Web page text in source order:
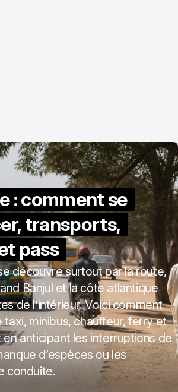
: comment se
transports,
pass
découvre surtout par la route,
Banjul et la côte atlantique
de l’intérieur. Voici comment
taxi, minibus, chauffeur, ferry et
anticipant les interruptions de
d’espèces ou les
conduite.